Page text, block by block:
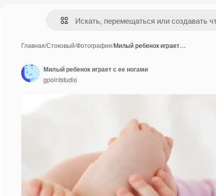
Главная/Стоковый/Фотографии/Милый ребенок играет…
Милый ребенок играет с ее ногами
gpointstudio